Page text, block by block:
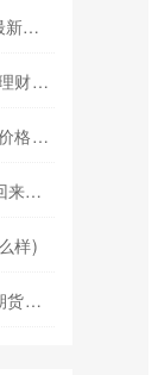
塑料期货pp1901(塑料期货最新行情)
理财产品能变期货吗为什么(理财产品能变期货吗为什么不能买)
期货价格为什么能为负(期货价格为什么能为负数呢)
期货市场卖不出去真的要拉回来吗(期货有买不到或卖不出去的时候吗)
样)
期货投资1万爆仓了赔多少(期货投资1万爆仓了赔多少钱)